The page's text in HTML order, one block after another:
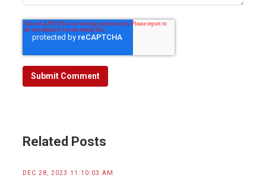
Related Posts
DEC 28, 2023 11:10:03 AM